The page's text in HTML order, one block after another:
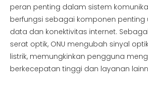
peran penting dalam sistem
berfungsi sebagai komponen penting
data dan konektivitas internet.
serat optik, ONU mengubah sinyal
listrik, memungkinkan pengguna
berkecepatan tinggi dan layanan